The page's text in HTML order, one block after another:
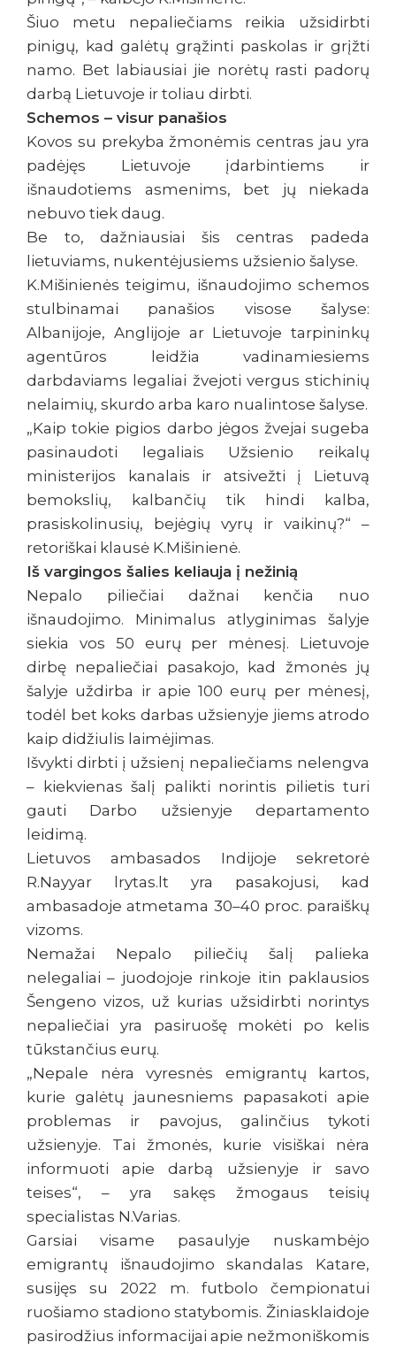
Šiuo metu nepaliečiams reikia užsidirbti
pinigų, kad galėtų grąžinti paskolas ir grįžti
namo. Bet labiausiai jie norėtų rasti padorų
darbą Lietuvoje ir toliau dirbti.
Schemos – visur panašios
Kovos su prekyba žmonėmis centras jau yra
padėjęs Lietuvoje įdarbintiems ir
išnaudotiems asmenims, bet jų niekada
nebuvo tiek daug.
Be to, dažniausiai šis centras padeda
lietuviams, nukentėjusiems užsienio šalyse.
K.Mišinienės teigimu, išnaudojimo schemos
stulbinamai panašios visose šalyse:
Albanijoje, Anglijoje ar Lietuvoje tarpininkų
agentūros leidžia vadinamiesiems
darbdaviams legaliai žvejoti vergus stichinių
nelaimių, skurdo arba karo nualintose šalyse.
„Kaip tokie pigios darbo jėgos žvejai sugeba
pasinaudoti legaliais Užsienio reikalų
ministerijos kanalais ir atsivežti į Lietuvą
bemokslių, kalbančių tik hindi kalba,
prasiskolinusių, bejėgių vyrų ir vaikinų?“ –
retoriškai klausė K.Mišinienė.
Iš vargingos šalies keliauja į nežinią
Nepalo piliečiai dažnai kenčia nuo
išnaudojimo. Minimalus atlyginimas šalyje
siekia vos 50 eurų per mėnesį. Lietuvoje
dirbę nepaliečiai pasakojo, kad žmonės jų
šalyje uždirba ir apie 100 eurų per mėnesį,
todėl bet koks darbas užsienyje jiems atrodo
kaip didžiulis laimėjimas.
Išvykti dirbti į užsienį nepaliečiams nelengva
– kiekvienas šalį palikti norintis pilietis turi
gauti Darbo užsienyje departamento
leidimą.
Lietuvos ambasados Indijoje sekretorė
R.Nayyar lrytas.lt yra pasakojusi, kad
ambasadoje atmetama 30–40 proc. paraiškų
vizoms.
Nemažai Nepalo piliečių šalį palieka
nelegaliai – juodojoje rinkoje itin paklausios
Šengeno vizos, už kurias užsidirbti norintys
nepaliečiai yra pasiruošę mokėti po kelis
tūkstančius eurų.
„Nepale nėra vyresnės emigrantų kartos,
kurie galėtų jaunesniems papasakoti apie
problemas ir pavojus, galinčius tykoti
užsienyje. Tai žmonės, kurie visiškai nėra
informuoti apie darbą užsienyje ir savo
teises“, – yra sakęs žmogaus teisių
specialistas N.Varias.
Garsiai visame pasaulyje nuskambėjo
emigrantų išnaudojimo skandalas Katare,
susijęs su 2022 m. futbolo čempionatui
ruošiamo stadiono statybomis. Žiniasklaidoje
pasirodžius informacijai apie nežmoniškomis